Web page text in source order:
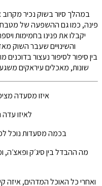
במהלך סיור בשוק נכיר
פינה, כמו גם ההשפעה של
יקבלו את פנינו בחמימות
והשינויים שעבר השוק
בין סיפור לסיפור נעצור
שונות, מאכלים עיראקים
איזו מסעדה
לאיזו
בכמה מסעדות נוכל
מה ההבדל בין סיג׳ק
ואחרי כל האוכל המדהים, איזה